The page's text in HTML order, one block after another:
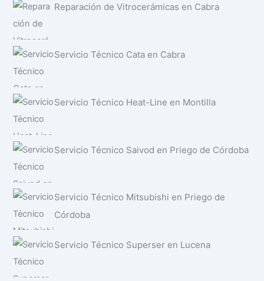
Reparación de Vitrocerámicas en Cabra
Servicio Técnico Cata en Cabra
Servicio Técnico Heat-Line en Montilla
Servicio Técnico Saivod en Priego de Córdoba
Servicio Técnico Mitsubishi en Priego de
Córdoba
Servicio Técnico Superser en Lucena